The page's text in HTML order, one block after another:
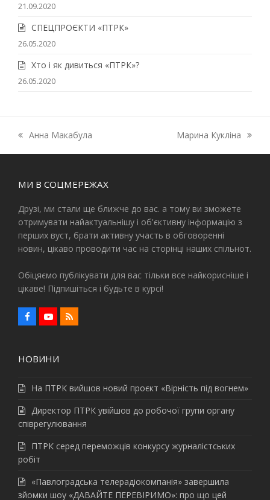
21.09.2020
СПЕЦПРОЄКТИ «ПТРК»
26.05.2020
Хто і як дивиться «ПТРК»?
26.05.2020
previous
post:
Анна Макабула
next
post:
Марина Кукліна
МИ В СОЦМЕРЕЖАХ
Друзі, ми стали ще ближче до вас. а тому ви зможете
отримувати найактуальнішу і об'єктивну інформацію з
перших вуст, брати активну участь в обговоренні
новин, цікаво проводити час на сторінці наших спільнот.
Обіцяємо публікувати для вас тільки все найкорисніше і
цікаве! Підпишіться і будьте в курсі!
F
a
b
o
Y
o
u
b
R
S
НОВИНИ
На ПТРК вийшов новий проєкт «Вірність під вогнем»
Директор ПТРК увійшов до робочої групи органу
співрегулювання
ПТРК серед переможців конкурсу журналістських
робіт
«Павлоградська телерадіокомпанія» завершила
зйомки шоу «ДАВАЙТЕ ПЕРЕВІРИМО»: про що цей